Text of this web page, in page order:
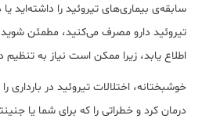
سابقه‌ی بیماری‌های تیروئید را داشته‌اید
تیروئید دارو مصرف می‌کنید، مطمئن
اطلاع یابد، زیرا ممکن است نیاز به
خوشبختانه، اختلالات تیروئید در بارداری
درمان کرد و خطراتی را که برای شما یا